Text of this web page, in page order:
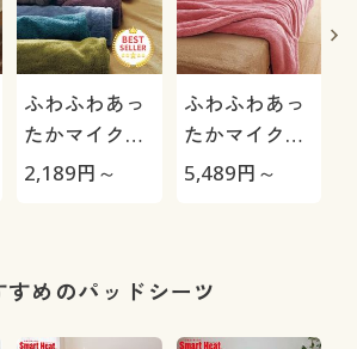
ふわふわあっ
たかマイクロ
毛布
2,189円～
ふわふわあっ
たかマイクロ
2枚合わせ毛
5,489円～
すめのパッドシーツ